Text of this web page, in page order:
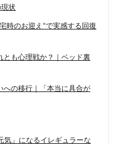
状
時のお迎え”で実感する回復
とも心理戦か？｜ベッド裏
への移行｜「本当に具合が
気」になるイレギュラーな